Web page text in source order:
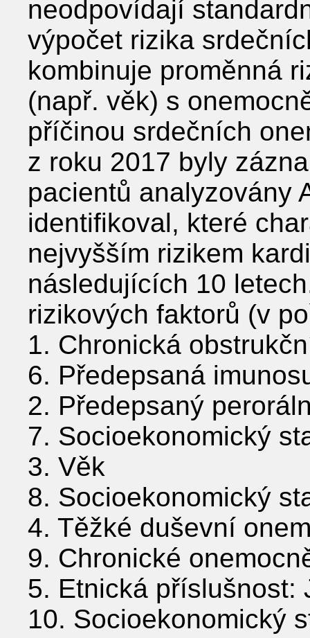
neodpovídají
výpočet rizika
kombinuje proměnná
(např. věk) s
příčinou srdečních
z roku 2017 byly
pacientů analyzovány
identifikoval, které
nejvyšším rizikem
následujících 10
rizikových faktorů (v
1. Chronická
6. Předepsaná
2. Předepsaný
7. Socioekonomický
3. Věk
8. Socioekonomický
4. Těžké duševní
9. Chronické
5. Etnická příslušnost:
10. Socioekonomický